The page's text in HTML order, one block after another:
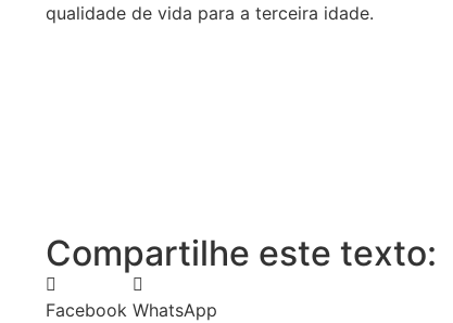
qualidade de vida para a terceira idade.
Compartilhe este texto:
Facebook WhatsApp